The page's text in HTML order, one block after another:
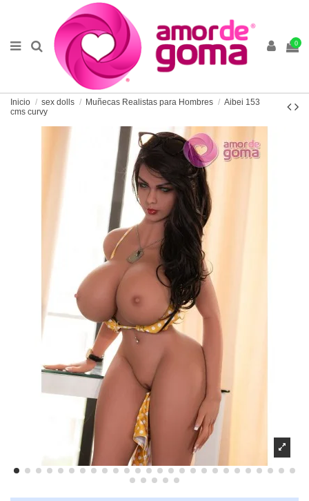
0
Inicio sex dolls Muñecas Realistas para Hombres
Aibei 153
cms curvy